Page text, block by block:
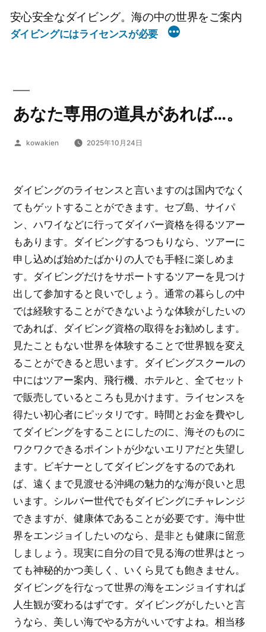
安心安全なダイビング。海の中の世界をご案内
ダイビングにはライセンスが必要
あなた専用の道具があれば…。
投
kowakien 2025年10月24日
ダイビングのライセンスと言いますのは国内でなく
てもゲットすることができます。セブ島、サイパ
ン、ハワイなどに行ってダイバー資格を得るツアー
もあります。ダイビングするつもりなら、ツアーに
申し込めば始めたばかりの人でも手軽に楽しめま
す。ダイビングだけをサポートするツアーを見つけ
出して参加すると良いでしょう。通常の暮らしの中
では経験することができないような体験がしたいの
であれば、ダイビング資格の取得をお勧めします。
見たこともない世界を体験することで世界観を変え
ることができると思います。ダイビングスクールの
中にはツアー案内、飛行機、ホテルと、全てセット
で販売しているところも見かけます。ライセンスを
得たい初心者にピッタリです。時間とお金を費やし
てダイビングをすることにしたのに、海そのものに
ワクワクできるポイントが少ないエリアだと失望し
ます。ビギナーとしてダイビングをするのであれ
ば、遠くまで見渡せる沖縄の魅力的な海が良いと思
います。シルバー世代でもダイビングにチャレンジ
できますが、健康体であることが必要です。海中世
界をエンジョイしたいのなら、是非とも健康に留意
しましょう。現実に自分の目で見る海の世界はとっ
ても神秘的かつ美しく、いくら見ても飽きません。
ダイビングを行なって世界の海をエンジョイすれば
人生観が変わるはずです。ダイビングがしたいと言
うなら、美しい海でやる方がいいですよね。相当移